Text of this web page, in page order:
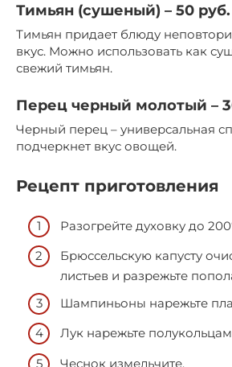
Тимьян (сушеный) – 50 руб.
Тимьян придает блюду
вкус. Можно использовать как
свежий тимьян.
Перец черный молотый –
Черный перец – универсальная
подчеркнет вкус овощей.
Рецепт приготовления
Разогрейте духовку до
Брюссельскую капусту
листьев и разрежьте
Шампиньоны нарежьте
Лук нарежьте
Чеснок измельчите.